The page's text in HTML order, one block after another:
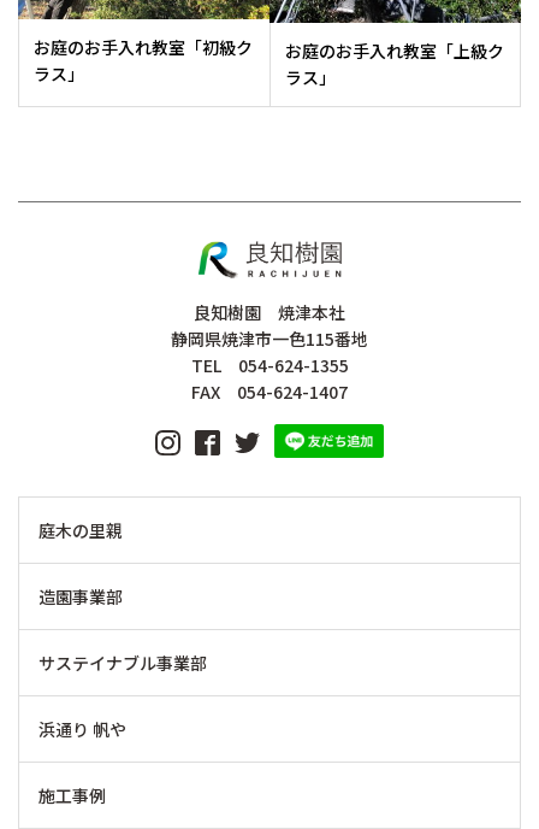
お庭のお手入れ教室「初級ク
ラス」
お庭のお手入れ教室「上級ク
ラス」
良知樹園 焼津本社
静岡県焼津市一色115番地
TEL 054-624-1355
FAX 054-624-1407
庭木の里親
造園事業部
サステイナブル事業部
浜通り 帆や
施工事例